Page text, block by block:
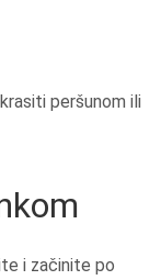
peršunom ili
i začinite po